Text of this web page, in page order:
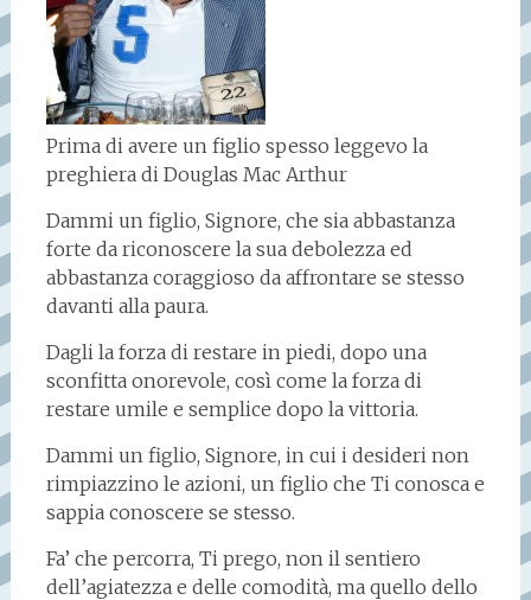
Prima di avere un figlio spesso leggevo la
preghiera di Douglas Mac Arthur
Dammi un figlio, Signore, che sia abbastanza
forte da riconoscere la sua debolezza ed
abbastanza coraggioso da affrontare se stesso
davanti alla paura.
Dagli la forza di restare in piedi, dopo una
sconfitta onorevole, così come la forza di
restare umile e semplice dopo la vittoria.
Dammi un figlio, Signore, in cui i desideri non
rimpiazzino le azioni, un figlio che Ti conosca e
sappia conoscere se stesso.
Fa’ che percorra, Ti prego, non il sentiero
dell’agiatezza e delle comodità, ma quello dello